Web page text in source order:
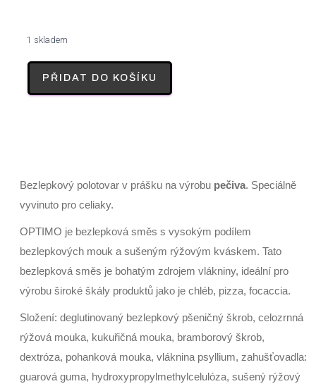
1 skladem
PŘIDAT DO KOŠÍKU
Bezlepkový polotovar v prášku na výrobu pečiva. Speciálně
vyvinuto pro celiaky.
OPTIMO je bezlepková směs s vysokým podílem
bezlepkových mouk a sušeným rýžovým kváskem. Tato
bezlepková směs je bohatým zdrojem vlákniny, ideální pro
výrobu široké škály produktů jako je chléb, pizza, focaccia.
Složení: deglutinovaný bezlepkový pšeničný škrob, celozrnná
rýžová mouka, kukuřičná mouka, bramborový škrob,
dextróza, pohanková mouka, vláknina psyllium, zahušťovadla:
guarová guma, hydroxypropylmethylcelulóza, sušený rýžový